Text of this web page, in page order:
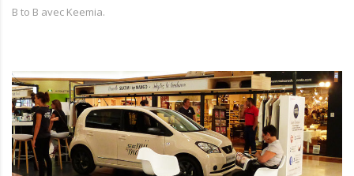
B to B avec Keemia.